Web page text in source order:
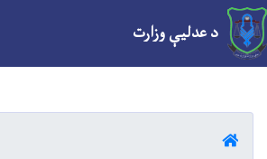
د عدلیې وزارت
کور